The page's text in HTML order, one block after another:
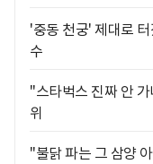
'중동 천궁' 제대로
수
"스타벅스 진짜 안
위
"불닭 파는 그 삼양